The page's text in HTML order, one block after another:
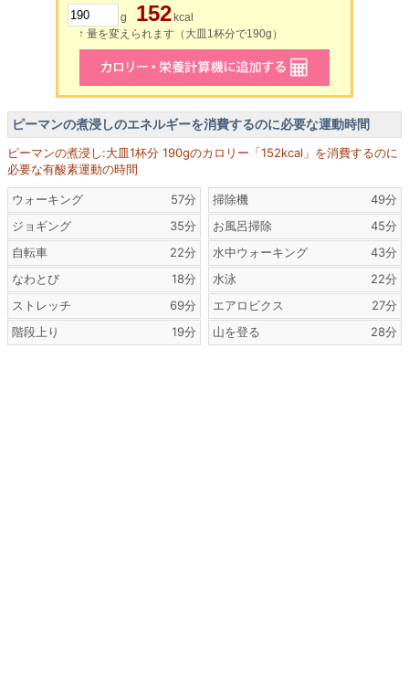
g 152 kcal
↑ 量を変えられます（大皿1杯分で190g）
ピーマンの煮浸しのエネルギーを消費するのに必要な運動時間
ピーマンの煮浸し:大皿1杯分 190gのカロリー「152kcal」を消費するのに
必要な有酸素運動の時間
ウォーキング
57分
ジョギング
35分
自転車
22分
なわとび
18分
ストレッチ
69分
階段上り
19分
掃除機
49分
お風呂掃除
45分
水中ウォーキング
43分
水泳
22分
エアロビクス
27分
山を登る
28分